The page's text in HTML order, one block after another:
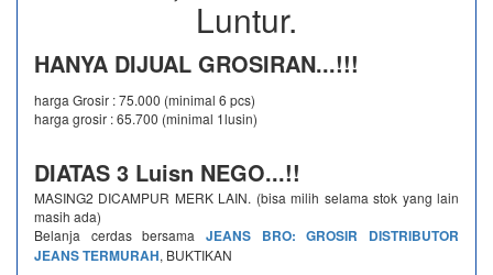
Luntur.
HANYA DIJUAL GROSIRAN...!!!
harga Grosir : 75.000 (minimal 6 pcs)
harga grosir : 65.700 (minimal 1lusin)
DIATAS 3 Luisn NEGO...!!
MASING2 DICAMPUR MERK LAIN. (bisa milih selama stok yang lain
masih ada)
Belanja cerdas bersama JEANS BRO: GROSIR DISTRIBUTOR
JEANS TERMURAH, BUKTIKAN